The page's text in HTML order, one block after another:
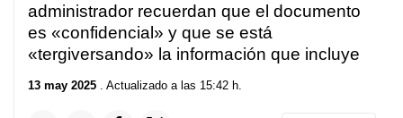
administrador recuerdan que el documento
es «confidencial» y que se está
«tergiversando» la información que incluye
13 may 2025 . Actualizado a las 15:42 h.